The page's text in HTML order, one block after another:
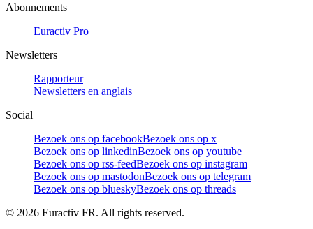
Abonnements
Euractiv Pro
Newsletters
Rapporteur
Newsletters en anglais
Social
Bezoek ons op facebookBezoek ons op x
Bezoek ons op linkedinBezoek ons op youtube
Bezoek ons op rss-feedBezoek ons op instagram
Bezoek ons op mastodonBezoek ons op telegram
Bezoek ons op blueskyBezoek ons op threads
© 2026 Euractiv FR. All rights reserved.